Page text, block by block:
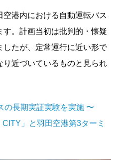
港内における自動運転バス
。計画当初は批判的・懐疑
したが、定常運行に近い形で
り近づいているものと見られ
の長期実証実験を実施 〜
CITY」と羽田空港第3ターミ